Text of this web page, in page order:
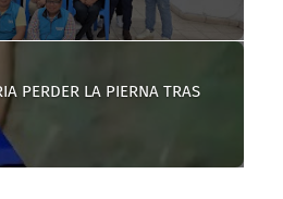
PERDER LA PIERNA TRAS